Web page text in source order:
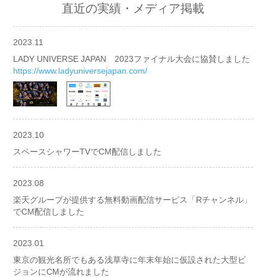
直近の実績・メディア掲載
2023.11
LADY UNIVERSE JAPAN 2023ファイナル大会に協賛しました
https://www.ladyuniversejapan.com/
2023.10
スペースシャワーTVでCM配信しました
2023.08
楽天グループが提供する無料動画配信サービス「Rチャンネル」
でCM配信しました
2023.01
東京の観光名所でもある浅草寺に年末年始に仮設された大型ビ
ジョンにCMが流れました